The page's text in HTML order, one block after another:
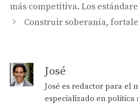
más competitiva. Los
Construir soberanía,
José
José es redactor para el
especializado en